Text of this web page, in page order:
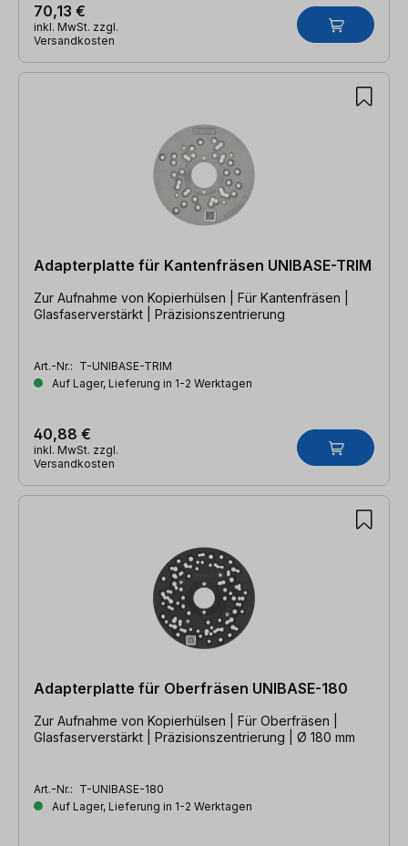
70,13 €
inkl. MwSt. zzgl.
Versandkosten
Adapterplatte für Kantenfräsen UNIBASE-TRIM
Zur Aufnahme von Kopierhülsen | Für Kantenfräsen |
Glasfaserverstärkt | Präzisionszentrierung
Art.-Nr.: T-UNIBASE-TRIM
Auf Lager, Lieferung in 1-2 Werktagen
40,88 €
inkl. MwSt. zzgl.
Versandkosten
Adapterplatte für Oberfräsen UNIBASE-180
Zur Aufnahme von Kopierhülsen | Für Oberfräsen |
Glasfaserverstärkt | Präzisionszentrierung | Ø 180 mm
Art.-Nr.: T-UNIBASE-180
Auf Lager, Lieferung in 1-2 Werktagen